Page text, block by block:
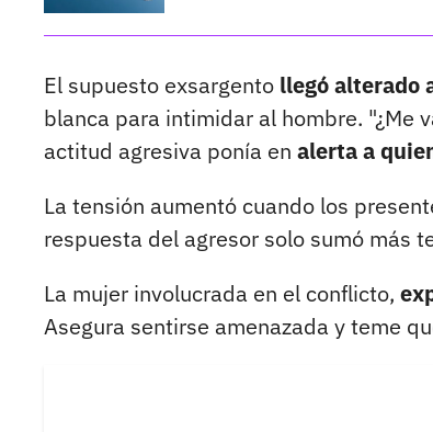
El supuesto exsargento llegó alterado
blanca para intimidar al hombre. "¿Me
actitud agresiva ponía en alerta a
La tensión aumentó cuando los
respuesta del agresor solo sumó más
La mujer involucrada en el conflicto,
Asegura sentirse amenazada y teme